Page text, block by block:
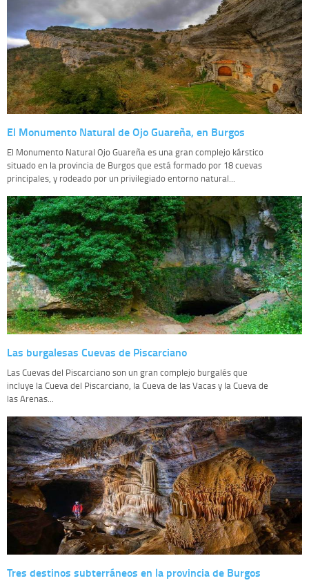
El Monumento Natural de Ojo Guareña, en Burgos
El Monumento Natural Ojo Guareña es una gran complejo kárstico
situado en la provincia de Burgos que está formado por 18 cuevas
principales, y rodeado por un privilegiado entorno natural...
Las burgalesas Cuevas de Piscarciano
Las Cuevas del Piscarciano son un gran complejo burgalés que
incluye la Cueva del Piscarciano, la Cueva de las Vacas y la Cueva de
las Arenas...
Tres destinos subterráneos en la provincia de Burgos